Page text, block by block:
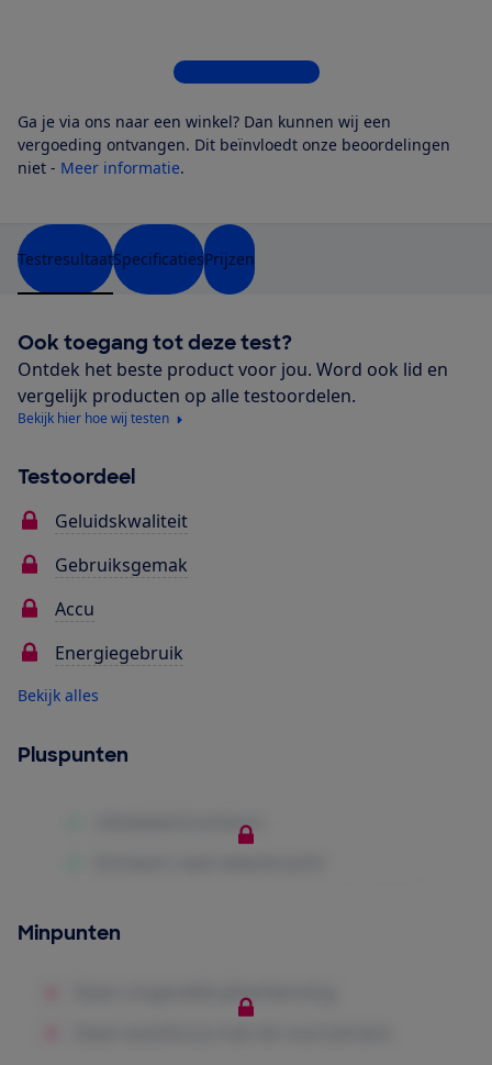
Bekijk alle 9 winkels
Ga je via ons naar een winkel? Dan kunnen wij een
vergoeding ontvangen. Dit beïnvloedt onze beoordelingen
niet - Meer informatie.
TestresultaatSpecificatiesPrijzen
Ook toegang tot deze test?
Ontdek het beste product voor jou. Word ook lid en
vergelijk producten op alle testoordelen.
Bekijk hier hoe wij testen
Testoordeel
Geluidskwaliteit
Gebruiksgemak
Accu
Energiegebruik
Bekijk alles
Pluspunten
Minpunten